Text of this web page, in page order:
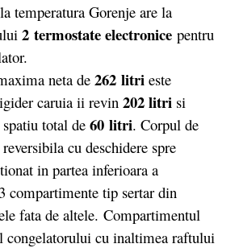
Gorenje are la
2 termostate electronice pentru
neta de 262 litri este
caruia ii revin 202 litri si
total de 60 litri. Corpul de
cu deschidere spre
in partea inferioara a
compartimente tip sertar din
fata de altele. Compartimentul
congelatorului cu inaltimea raftului